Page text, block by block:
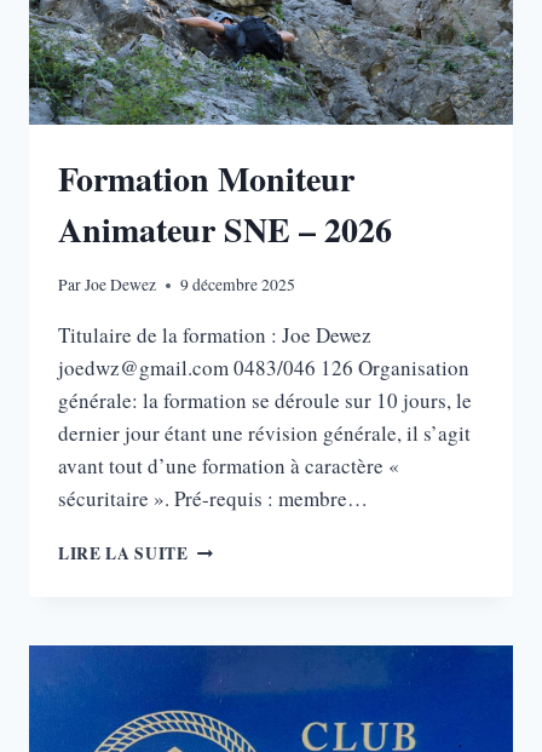
Formation Moniteur
Animateur SNE – 2026
ParJoe Dewez 9 décembre 2025
Titulaire de la formation : Joe Dewez
joedwz@gmail.com 0483/046 126 Organisation
générale: la formation se déroule sur 10 jours, le
dernier jour étant une révision générale, il s’agit
avant tout d’une formation à caractère «
sécuritaire ». Pré-requis : membre…
LIRE LA SUITE FORMATION
–
2026